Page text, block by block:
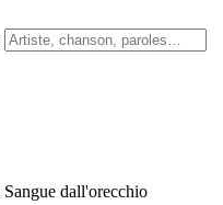
Sangue dall'orecchio